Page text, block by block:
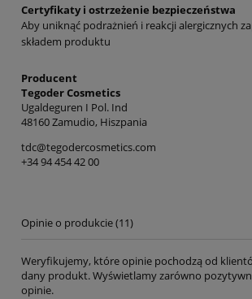
Certyfikaty i ostrzeżenie bezpieczeństwa
Aby uniknąć podrażnień i reakcji alergicznych
składem produktu
Producent
Tegoder Cosmetics
Ugaldeguren I Pol. Ind
48160 Zamudio, Hiszpania
tdc@tegodercosmetics.com
+34 94 454 42 00
Opinie o produkcie (11)
Weryfikujemy, które opinie pochodzą od
dany produkt. Wyświetlamy zarówno
opinie.